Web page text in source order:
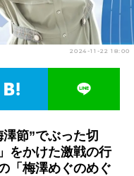
夏アニメ
2024-11-22 18:00
節”でぶった切
をかけた激戦の行
「梅澤めぐのめぐ